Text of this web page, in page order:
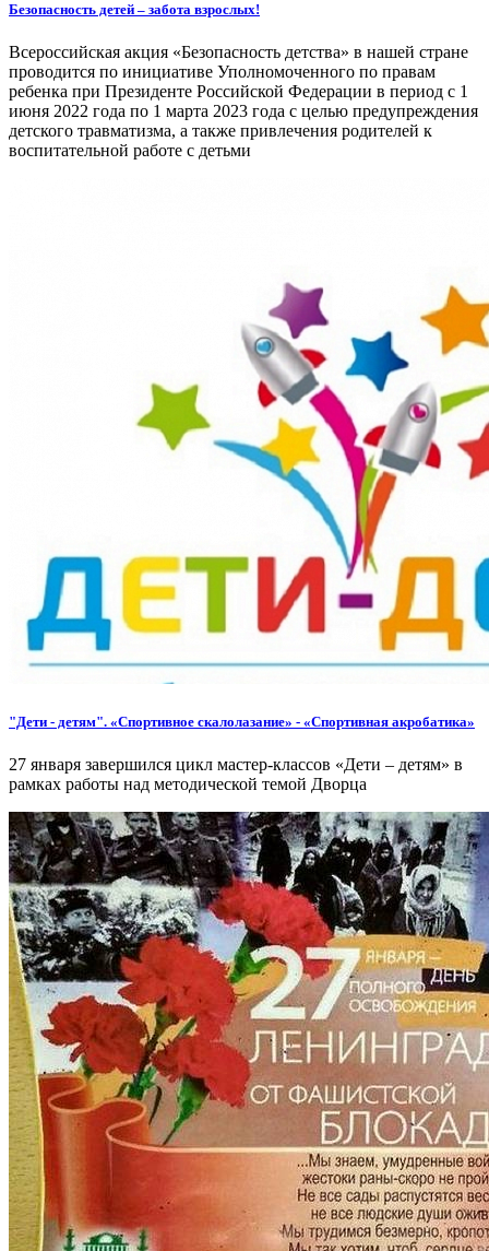
Безопасность детей – забота взрослых!
Всероссийская акция «Безопасность детства» в нашей стране
проводится по инициативе Уполномоченного по правам
ребенка при Президенте Российской Федерации в период с 1
июня 2022 года по 1 марта 2023 года с целью предупреждения
детского травматизма, а также привлечения родителей к
воспитательной работе с детьми
"Дети - детям". «Спортивное скалолазание» - «Спортивная акробатика»
27 января завершился цикл мастер-классов «Дети – детям» в
рамках работы над методической темой Дворца